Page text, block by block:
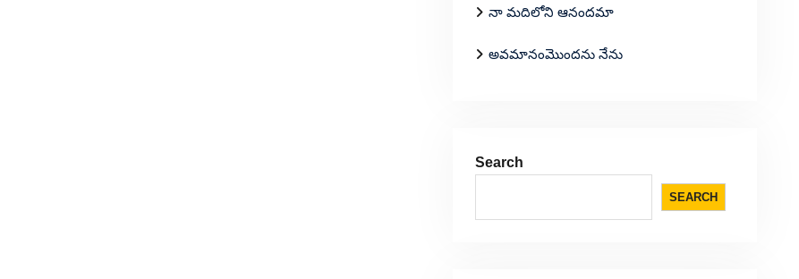
నా మదిలోని ఆనందమా
అవమానంమొందను నేను
Search
SEARCH